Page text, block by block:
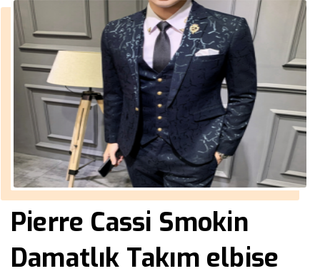
Pierre Cassi Smokin
Damatlık Takım elbise